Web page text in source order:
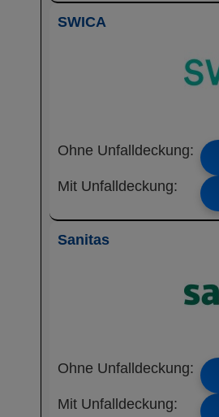
SWICA
Ohne Unfalldeckung:
Mit Unfalldeckung:
Sanitas
Ohne Unfalldeckung:
Mit Unfalldeckung: